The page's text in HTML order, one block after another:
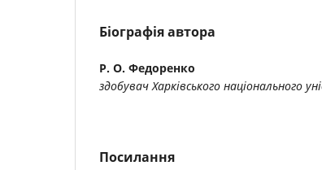
Біографія автора
Р. О. Федоренко
здобувач Харківського національного
Посилання